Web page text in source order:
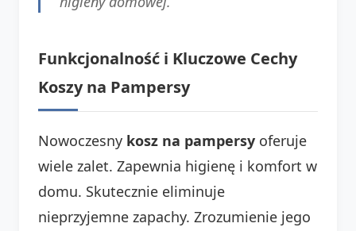
Funkcjonalność i Kluczowe Cechy
Koszy na Pampersy
Nowoczesny kosz na pampersy oferuje
wiele zalet. Zapewnia higienę i komfort w
domu. Skutecznie eliminuje
nieprzyjemne zapachy. Zrozumienie jego